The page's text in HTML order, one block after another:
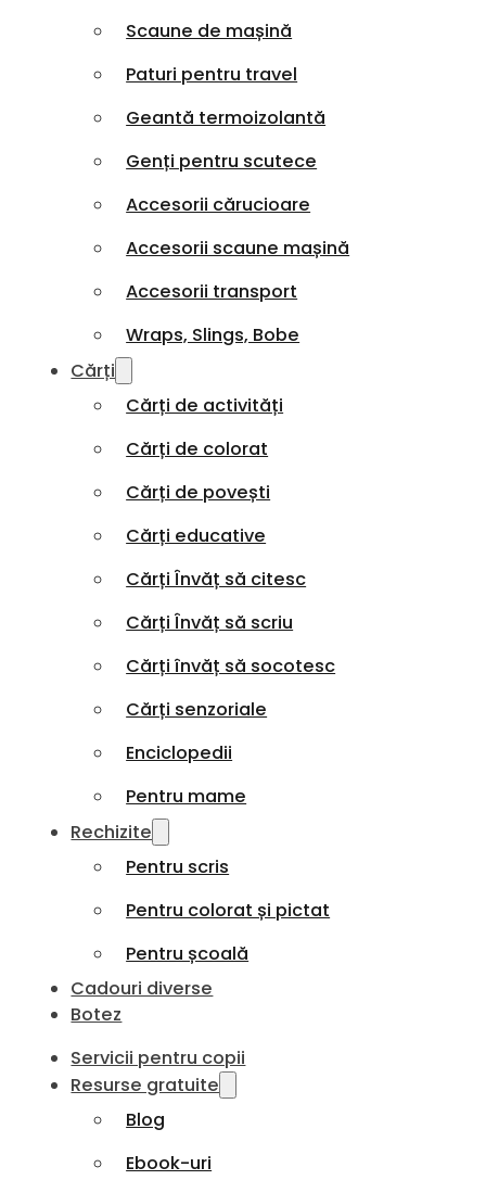
Scaune de mașină
Paturi pentru travel
Geantă termoizolantă
Genți pentru scutece
Accesorii cărucioare
Accesorii scaune mașină
Accesorii transport
Wraps, Slings, Bobe
Cărți
Cărți de activități
Cărți de colorat
Cărți de povești
Cărți educative
Cărți Învăț să citesc
Cărți Învăț să scriu
Cărți învăț să socotesc
Cărți senzoriale
Enciclopedii
Pentru mame
Rechizite
Pentru scris
Pentru colorat și pictat
Pentru școală
Cadouri diverse
Botez
Servicii pentru copii
Resurse gratuite
Blog
Ebook-uri